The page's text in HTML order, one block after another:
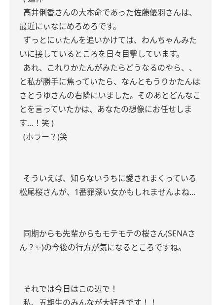
高井俐香さんの大本命であった佐藤優羽さんは、
最近にぃなにめろめろです。
ずっとにぃたんを追いかけては、わんちゃんみた
いに接しているところを日々目撃しています。
あれ、これりかたんがみたらどうなるのやら、、
と私が勝手に焦っていたら、なんともうりかたんは
さとうゆさんの右隣にいました。そのあとどんなこ
とを言っていたかは、あなたの想像にお任せしま
す…！笑 )
(ホラー？)笑
そういえば、知らないうちに愛されまくっている
松尾桜さんが、1番罪深い女かもしれませんよね…
同期からも先輩からもモテモテの桜さん(SENAさ
ん？✨)の今後の行方が気になるところですね。
それでは今日はこの辺で！
私、五期生のみんなが大好きです！！